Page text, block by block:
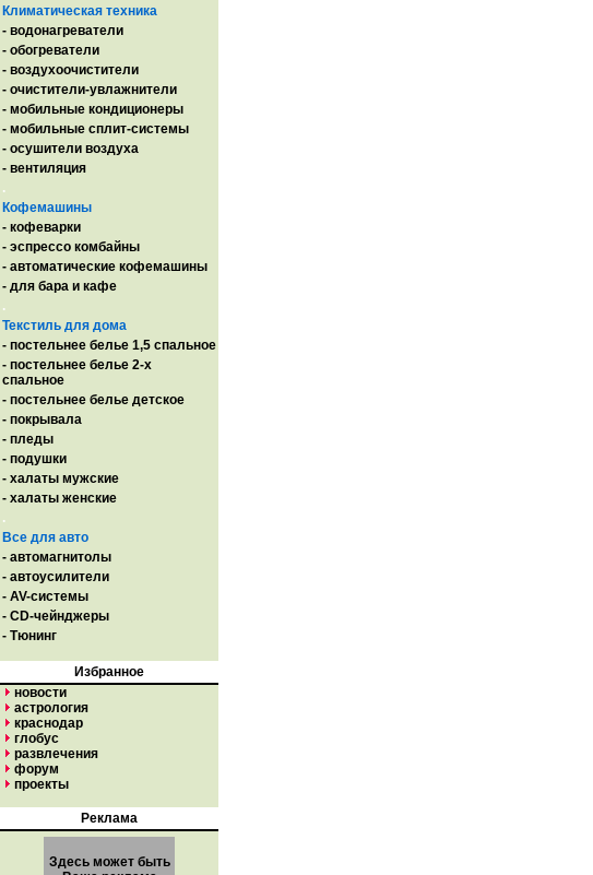
Климатическая техника
- водонагреватели
- обогреватели
- воздухоочистители
- очистители-увлажнители
- мобильные кондиционеры
- мобильные сплит-системы
- осушители воздуха
- вентиляция
.
Кофемашины
- кофеварки
- эспрессо комбайны
- автоматические кофемашины
- для бара и кафе
.
Текстиль для дома
- постельнее белье 1,5 спальное
- постельнее белье 2-х
спальное
- постельнее белье детское
- покрывала
- пледы
- подушки
- халаты мужские
- халаты женские
.
Все для авто
- автомагнитолы
- автоусилители
- AV-системы
- CD-чейнджеры
- Тюнинг
Избранное
новости
астрология
краснодар
глобус
развлечения
форум
проекты
Реклама
Здесь может быть